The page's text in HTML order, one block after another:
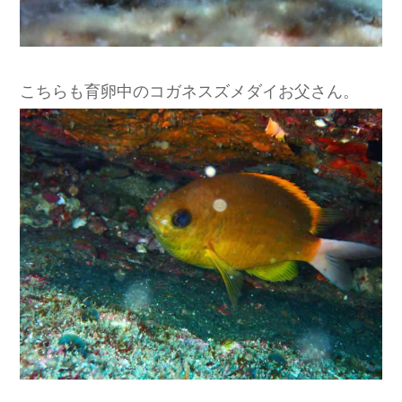
こちらも育卵中のコガネスズメダイお父さん。